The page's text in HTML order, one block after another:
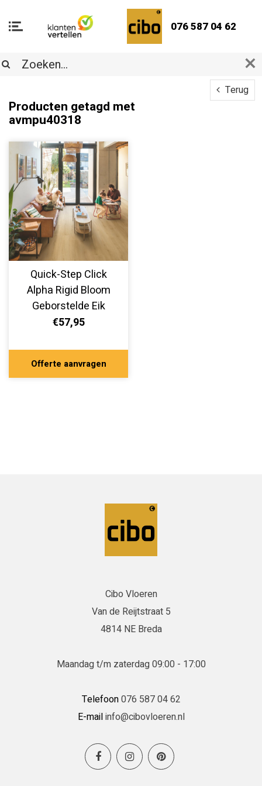
076 587 04 62
Terug
Producten getagd met
avmpu40318
Quick-Step Click
Alpha Rigid Bloom
Geborstelde Eik
Honing
€57,95
Offerte aanvragen
Cibo Vloeren
Van de Reijtstraat 5
4814 NE Breda
Maandag t/m zaterdag 09:00 - 17:00
Telefoon076 587 04 62
E-mailinfo@cibovloeren.nl